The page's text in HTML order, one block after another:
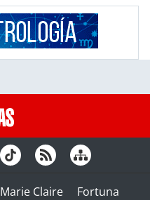
Marie Claire
Fortuna